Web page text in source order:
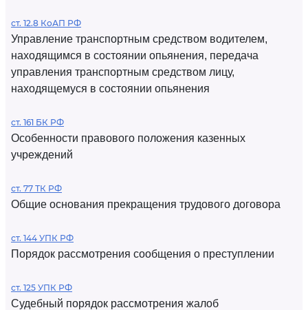
ст. 12.8 КоАП РФ
Управление транспортным средством водителем,
находящимся в состоянии опьянения, передача
управления транспортным средством лицу,
находящемуся в состоянии опьянения
ст. 161 БК РФ
Особенности правового положения казенных
учреждений
ст. 77 ТК РФ
Общие основания прекращения трудового договора
ст. 144 УПК РФ
Порядок рассмотрения сообщения о преступлении
ст. 125 УПК РФ
Судебный порядок рассмотрения жалоб